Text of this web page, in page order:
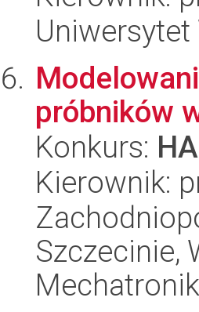
Uniwersytet
próbników
Konkurs:
Kierownik:
Szczecinie,